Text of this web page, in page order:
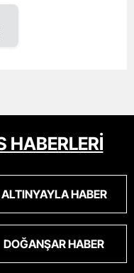
HABERLERİ
ALTINYAYLA HABER
DOĞANŞAR HABER